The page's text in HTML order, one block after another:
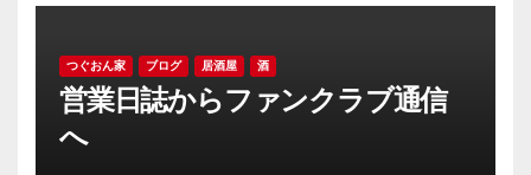
つぐおん家 ブログ 居酒屋 酒
営業日誌からファンクラブ通信
へ